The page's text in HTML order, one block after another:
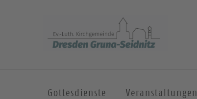
Gottesdienste Veranstaltungen